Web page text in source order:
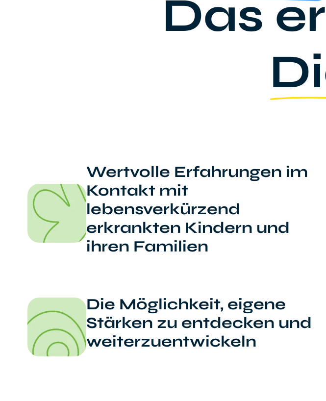
Das
Wertvolle Erfahrungen im
Kontakt mit
lebensverkürzend
erkrankten Kindern und
ihren Familien
Die Möglichkeit, eigene
Stärken zu entdecken und
weiterzuentwickeln